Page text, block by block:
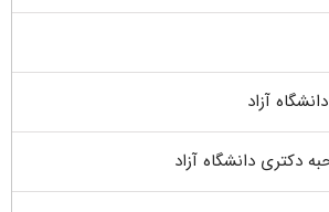
آزاد
دکتری دانشگاه آزاد